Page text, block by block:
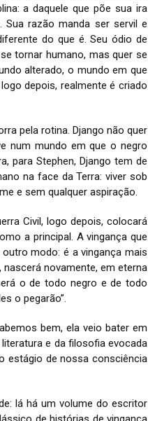
a daquele que põe sua ira
razão manda ser servil e
do que é. Seu ódio de
tornar humano, mas quer se
alterado, o mundo em que
depois, realmente é criado
pela rotina. Django não quer
num mundo em que o negro
para Stephen, Django tem de
na face da Terra: viver sob
e sem qualquer aspiração.
Civil, logo depois, colocará
a principal. A vingança que
modo: é a vingança mais
novamente, em eterna
o de todo negro e de todo
o pegarão”.
bem, ela veio bater em
e da filosofia evocada
estágio de nossa consciência
lá há um volume do escritor